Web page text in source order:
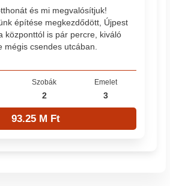
és mi megvalósítjuk!
építése megkezdődött, Újpest
központtól is pár percre, kiváló
mégis csendes utcában.
Szobák
2
Emelet
3
93.25 M Ft